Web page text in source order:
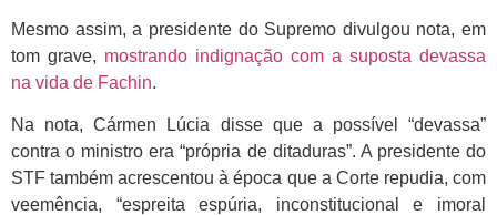
Mesmo assim, a presidente do Supremo divulgou nota, em
tom grave, mostrando indignação com a suposta devassa
na vida de Fachin.
Na nota, Cármen Lúcia disse que a possível “devassa”
contra o ministro era “própria de ditaduras”. A presidente do
STF também acrescentou à época que a Corte repudia, com
veemência, “espreita espúria, inconstitucional e imoral